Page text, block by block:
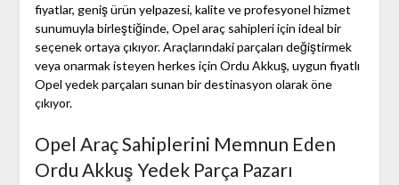
fiyatlar, geniş ürün yelpazesi, kalite ve profesyonel hizmet
sunumuyla birleştiğinde, Opel araç sahipleri için ideal bir
seçenek ortaya çıkıyor. Araçlarındaki parçaları değiştirmek
veya onarmak isteyen herkes için Ordu Akkuş, uygun fiyatlı
Opel yedek parçaları sunan bir destinasyon olarak öne
çıkıyor.
Opel Araç Sahiplerini Memnun Eden
Ordu Akkuş Yedek Parça Pazarı